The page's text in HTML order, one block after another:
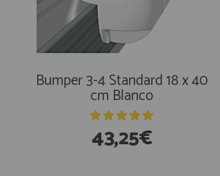
Bumper 3-4 Standard 18 x 40
cm Blanco
43,25€